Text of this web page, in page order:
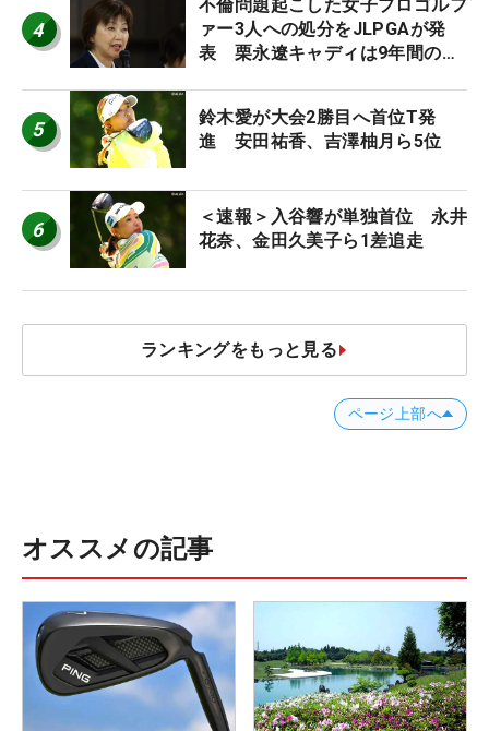
4
不倫問題起こした女子プロゴルフ
ァー3人への処分をJLPGAが発
表 栗永遼キャディは9年間の立
5
鈴木愛が大会2勝目へ首位T発
進 安田祐香、吉澤柚月ら5位
6
＜速報＞入谷響が単独首位 永井
花奈、金田久美子ら1差追走
ランキングをもっと見る
ページ上部へ
オススメの記事